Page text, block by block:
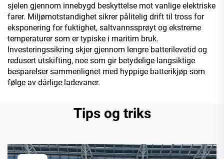
sjelen gjennom innebygd beskyttelse mot vanlige elektriske
farer. Miljømotstandighet sikrer pålitelig drift til tross for
eksponering for fuktighet, saltvannssprøyt og ekstreme
temperaturer som er typiske i maritim bruk.
Investeringssikring skjer gjennom lengre batterilevetid og
redusert utskifting, noe som gir betydelige langsiktige
besparelser sammenlignet med hyppige batterikjøp som
følge av dårlige ladevaner.
Tips og triks